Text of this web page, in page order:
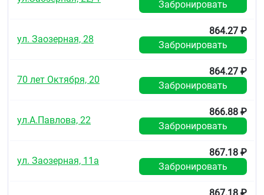
недель.
Не использовать по истечении срока годности,
указанного на упаковке.
Отпускают по рецепту.
Забронировать
ул. Заозерная, 28
864.27 ₽
Забронировать
70 лет Октября, 20
864.27 ₽
Забронировать
ул.А.Павлова, 22
866.88 ₽
Забронировать
ул. Заозерная, 11а
867.18 ₽
Забронировать
867.18 ₽